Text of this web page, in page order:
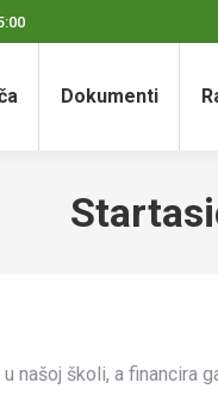
Dokumenti
našoj školi, a financira